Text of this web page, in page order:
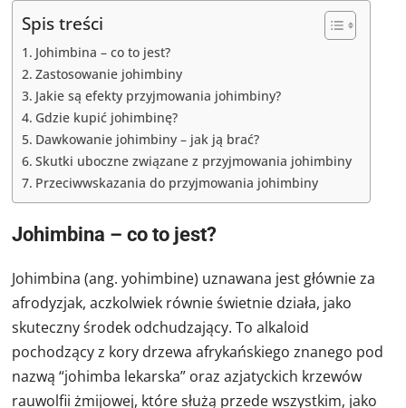
Spis treści
Johimbina – co to jest?
Zastosowanie johimbiny
Jakie są efekty przyjmowania johimbiny?
Gdzie kupić johimbinę?
Dawkowanie johimbiny – jak ją brać?
Skutki uboczne związane z przyjmowania johimbiny
Przeciwwskazania do przyjmowania johimbiny
Johimbina – co to jest?
Johimbina (ang. yohimbine) uznawana jest głównie za
afrodyzjak, aczkolwiek równie świetnie działa, jako
skuteczny środek odchudzający. To alkaloid
pochodzący z kory drzewa afrykańskiego znanego pod
nazwą “johimba lekarska” oraz azjatyckich krzewów
rauwolfii żmijowej, które służą przede wszystkim, jako